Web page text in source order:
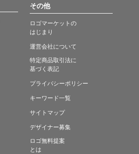
その他
ロゴマーケットの
はじまり
運営会社について
特定商品取引法に
基づく表記
プライバシーポリシー
キーワード一覧
サイトマップ
デザイナー募集
ロゴ無料提案
とは